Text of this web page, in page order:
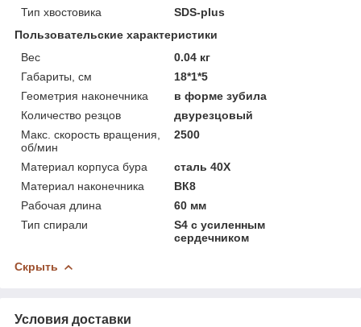
Тип хвостовика
SDS-plus
Пользовательские характеристики
Вес
0.04 кг
Габариты, см
18*1*5
Геометрия наконечника
в форме зубила
Количество резцов
двурезцовый
Макс. скорость вращения,
об/мин
2500
Материал корпуса бура
сталь 40Х
Материал наконечника
ВК8
Рабочая длина
60 мм
Тип спирали
S4 с усиленным
сердечником
Скрыть
Условия доставки